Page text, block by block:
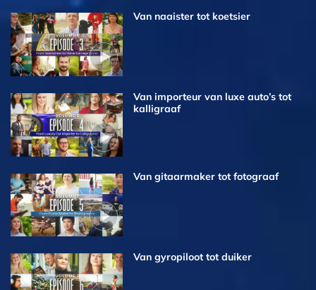
Van naaister tot koetsier
Van importeur van luxe auto’s tot
kalligraaf
Van gitaarmaker tot fotograaf
Van gyropiloot tot duiker